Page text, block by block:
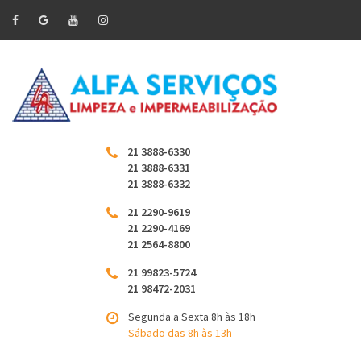
21 3888-6330
21 3888-6331
21 3888-6332
21 2290-9619
21 2290-4169
21 2564-8800
21 99823-5724
21 98472-2031
Segunda a Sexta 8h às 18h
Sábado das 8h às 13h